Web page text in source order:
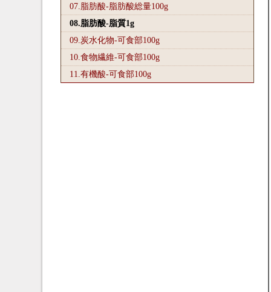
07.脂肪酸-脂肪酸総量100g
08.脂肪酸-脂質1g
09.炭水化物-可食部100g
10.食物繊維-可食部100g
11.有機酸-可食部100g